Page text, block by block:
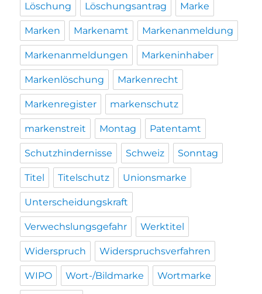
Löschung Löschungsantrag Marke
Marken Markenamt Markenanmeldung
Markenanmeldungen Markeninhaber
Markenlöschung Markenrecht
Markenregister markenschutz
markenstreit Montag Patentamt
Schutzhindernisse Schweiz Sonntag
Titel Titelschutz Unionsmarke
Unterscheidungskraft
Verwechslungsgefahr Werktitel
Widerspruch Widerspruchsverfahren
WIPO Wort-/Bildmarke Wortmarke